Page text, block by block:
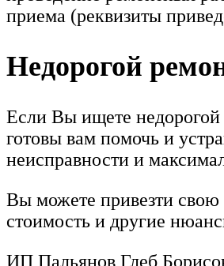
приема (реквизиты
Недорогой
Если Вы ищете недорогой
готовы вам помочь и
неисправности и
Вы можете привезти свою
стоимость и другие
ИП Пальянов Глеб